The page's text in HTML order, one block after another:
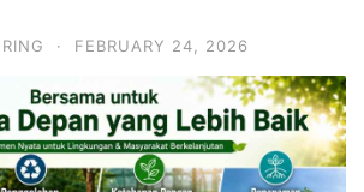
· FEBRUARY 24, 2026